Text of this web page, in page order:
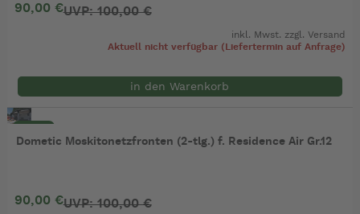
90,00 €UVP: 100,00 €
inkl. Mwst. zzgl.Versand
Aktuell nicht verfügbar (Liefertermin auf Anfrage)
in den Warenkorb
Dometic Moskitonetzfronten (2-tlg.) f. Residence Air Gr.12
90,00 €UVP: 100,00 €